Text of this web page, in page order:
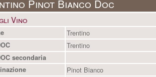
Pinot Bianco Doc
Vino
Trentino
Trentino
secondaria
Pinot Bianco